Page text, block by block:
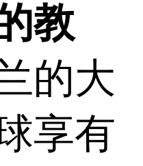
教
的大
享有